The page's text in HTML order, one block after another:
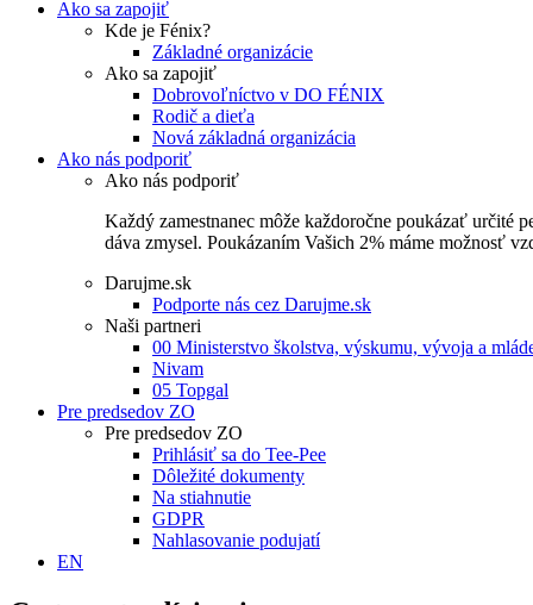
Ako sa zapojiť
Kde je Fénix?
Základné organizácie
Ako sa zapojiť
Dobrovoľníctvo v DO FÉNIX
Rodič a dieťa
Nová základná organizácia
Ako nás podporiť
Ako nás podporiť
Každý zamestnanec môže každoročne poukázať určité
dáva zmysel. Poukázaním Vašich 2% máme možnosť
Darujme.sk
Podporte nás cez Darujme.sk
Naši partneri
00 Ministerstvo školstva, výskumu, vývoja a
Nivam
05 Topgal
Pre predsedov ZO
Pre predsedov ZO
Prihlásiť sa do Tee-Pee
Dôležité dokumenty
Na stiahnutie
GDPR
Nahlasovanie podujatí
EN